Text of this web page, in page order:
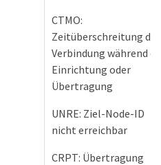
CTMO:
Zeitüberschreitung der
Verbindung während
Einrichtung oder
Übertragung
UNRE: Ziel-Node-ID
nicht erreichbar
CRPT: Übertragung